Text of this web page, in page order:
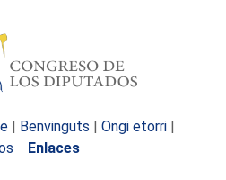
| Benvinguts | Ongi etorri |
Enlaces